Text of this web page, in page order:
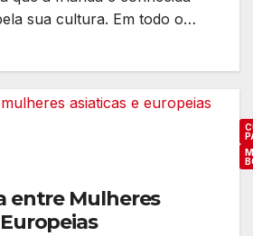
sua cultura. Em todo o…
entre Mulheres